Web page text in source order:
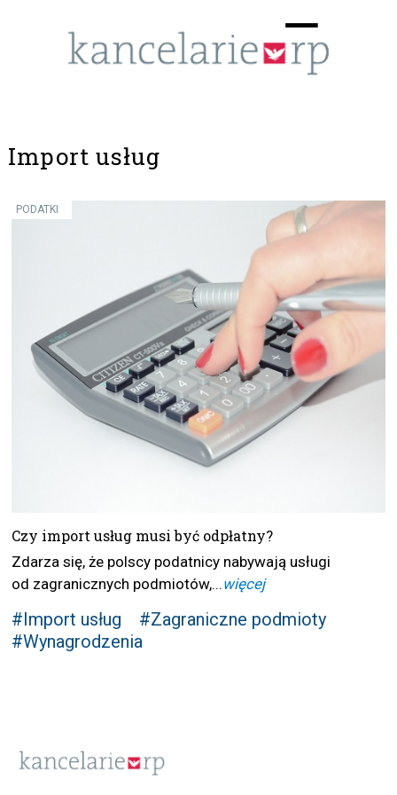
☰
Import usług
PODATKI
Czy import usług musi być odpłatny?
Zdarza się, że polscy podatnicy nabywają usługi
od zagranicznych podmiotów,...więcej
#Import usług
#Zagraniczne podmioty
#Wynagrodzenia